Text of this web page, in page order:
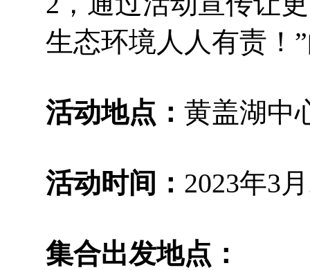
生态环境人人有责！
活动地点： 黄盖湖中
活动时间： 2023年3
集合出发地点：